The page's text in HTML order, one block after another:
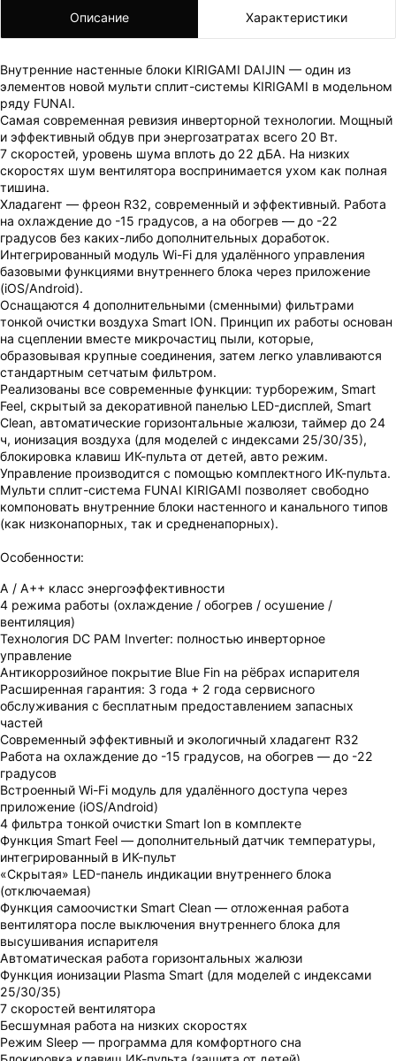
Описание Характеристики
Внутренние настенные блоки KIRIGAMI DAIJIN — один из
элементов новой мульти сплит-системы KIRIGAMI в модельном
ряду FUNAI.
Самая современная ревизия инверторной технологии. Мощный
и эффективный обдув при энергозатратах всего 20 Вт.
7 скоростей, уровень шума вплоть до 22 дБА. На низких
скоростях шум вентилятора воспринимается ухом как полная
тишина.
Хладагент — фреон R32, современный и эффективный. Работа
на охлаждение до -15 градусов, а на обогрев — до -22
градусов без каких-либо дополнительных доработок.
Интегрированный модуль Wi-Fi для удалённого управления
базовыми функциями внутреннего блока через приложение
(iOS/Android).
Оснащаются 4 дополнительными (сменными) фильтрами
тонкой очистки воздуха Smart ION. Принцип их работы основан
на сцеплении вместе микрочастиц пыли, которые,
образовывая крупные соединения, затем легко улавливаются
стандартным сетчатым фильтром.
Реализованы все современные функции: турборежим, Smart
Feel, скрытый за декоративной панелью LED-дисплей, Smart
Clean, автоматические горизонтальные жалюзи, таймер до 24
ч, ионизация воздуха (для моделей с индексами 25/30/35),
блокировка клавиш ИК-пульта от детей, авто режим.
Управление производится с помощью комплектного ИК-пульта.
Мульти сплит-система FUNAI KIRIGAMI позволяет свободно
компоновать внутренние блоки настенного и канального типов
(как низконапорных, так и средненапорных).
Особенности:
A / A++ класс энергоэффективности
4 режима работы (охлаждение / обогрев / осушение /
вентиляция)
Технология DC PAM Inverter: полностью инверторное
управление
Антикоррозийное покрытие Blue Fin на рёбрах испарителя
Расширенная гарантия: 3 года + 2 года сервисного
обслуживания с бесплатным предоставлением запасных
частей
Современный эффективный и экологичный хладагент R32
Работа на охлаждение до -15 градусов, на обогрев — до -22
градусов
Встроенный Wi-Fi модуль для удалённого доступа через
приложение (iOS/Android)
4 фильтра тонкой очистки Smart Ion в комплекте
Функция Smart Feel — дополнительный датчик температуры,
интегрированный в ИК-пульт
«Скрытая» LED-панель индикации внутреннего блока
(отключаемая)
Функция самоочистки Smart Clean — отложенная работа
вентилятора после выключения внутреннего блока для
высушивания испарителя
Автоматическая работа горизонтальных жалюзи
Функция ионизации Plasma Smart (для моделей с индексами
25/30/35)
7 скоростей вентилятора
Бесшумная работа на низких скоростях
Режим Sleep — программа для комфортного сна
ВАШ ЗАКАЗ УСПЕШНО ОФОРМЛЕН!
Мы скоро свяжемся с вами.
ЧТО-ТО ПОШЛО НЕ ТАК!
Пожалуйста повторите попытку позже.